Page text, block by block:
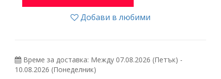
Добави в любими
Време за доставка: Между 07.08.2026 (Петък) -
10.08.2026 (Понеделник)